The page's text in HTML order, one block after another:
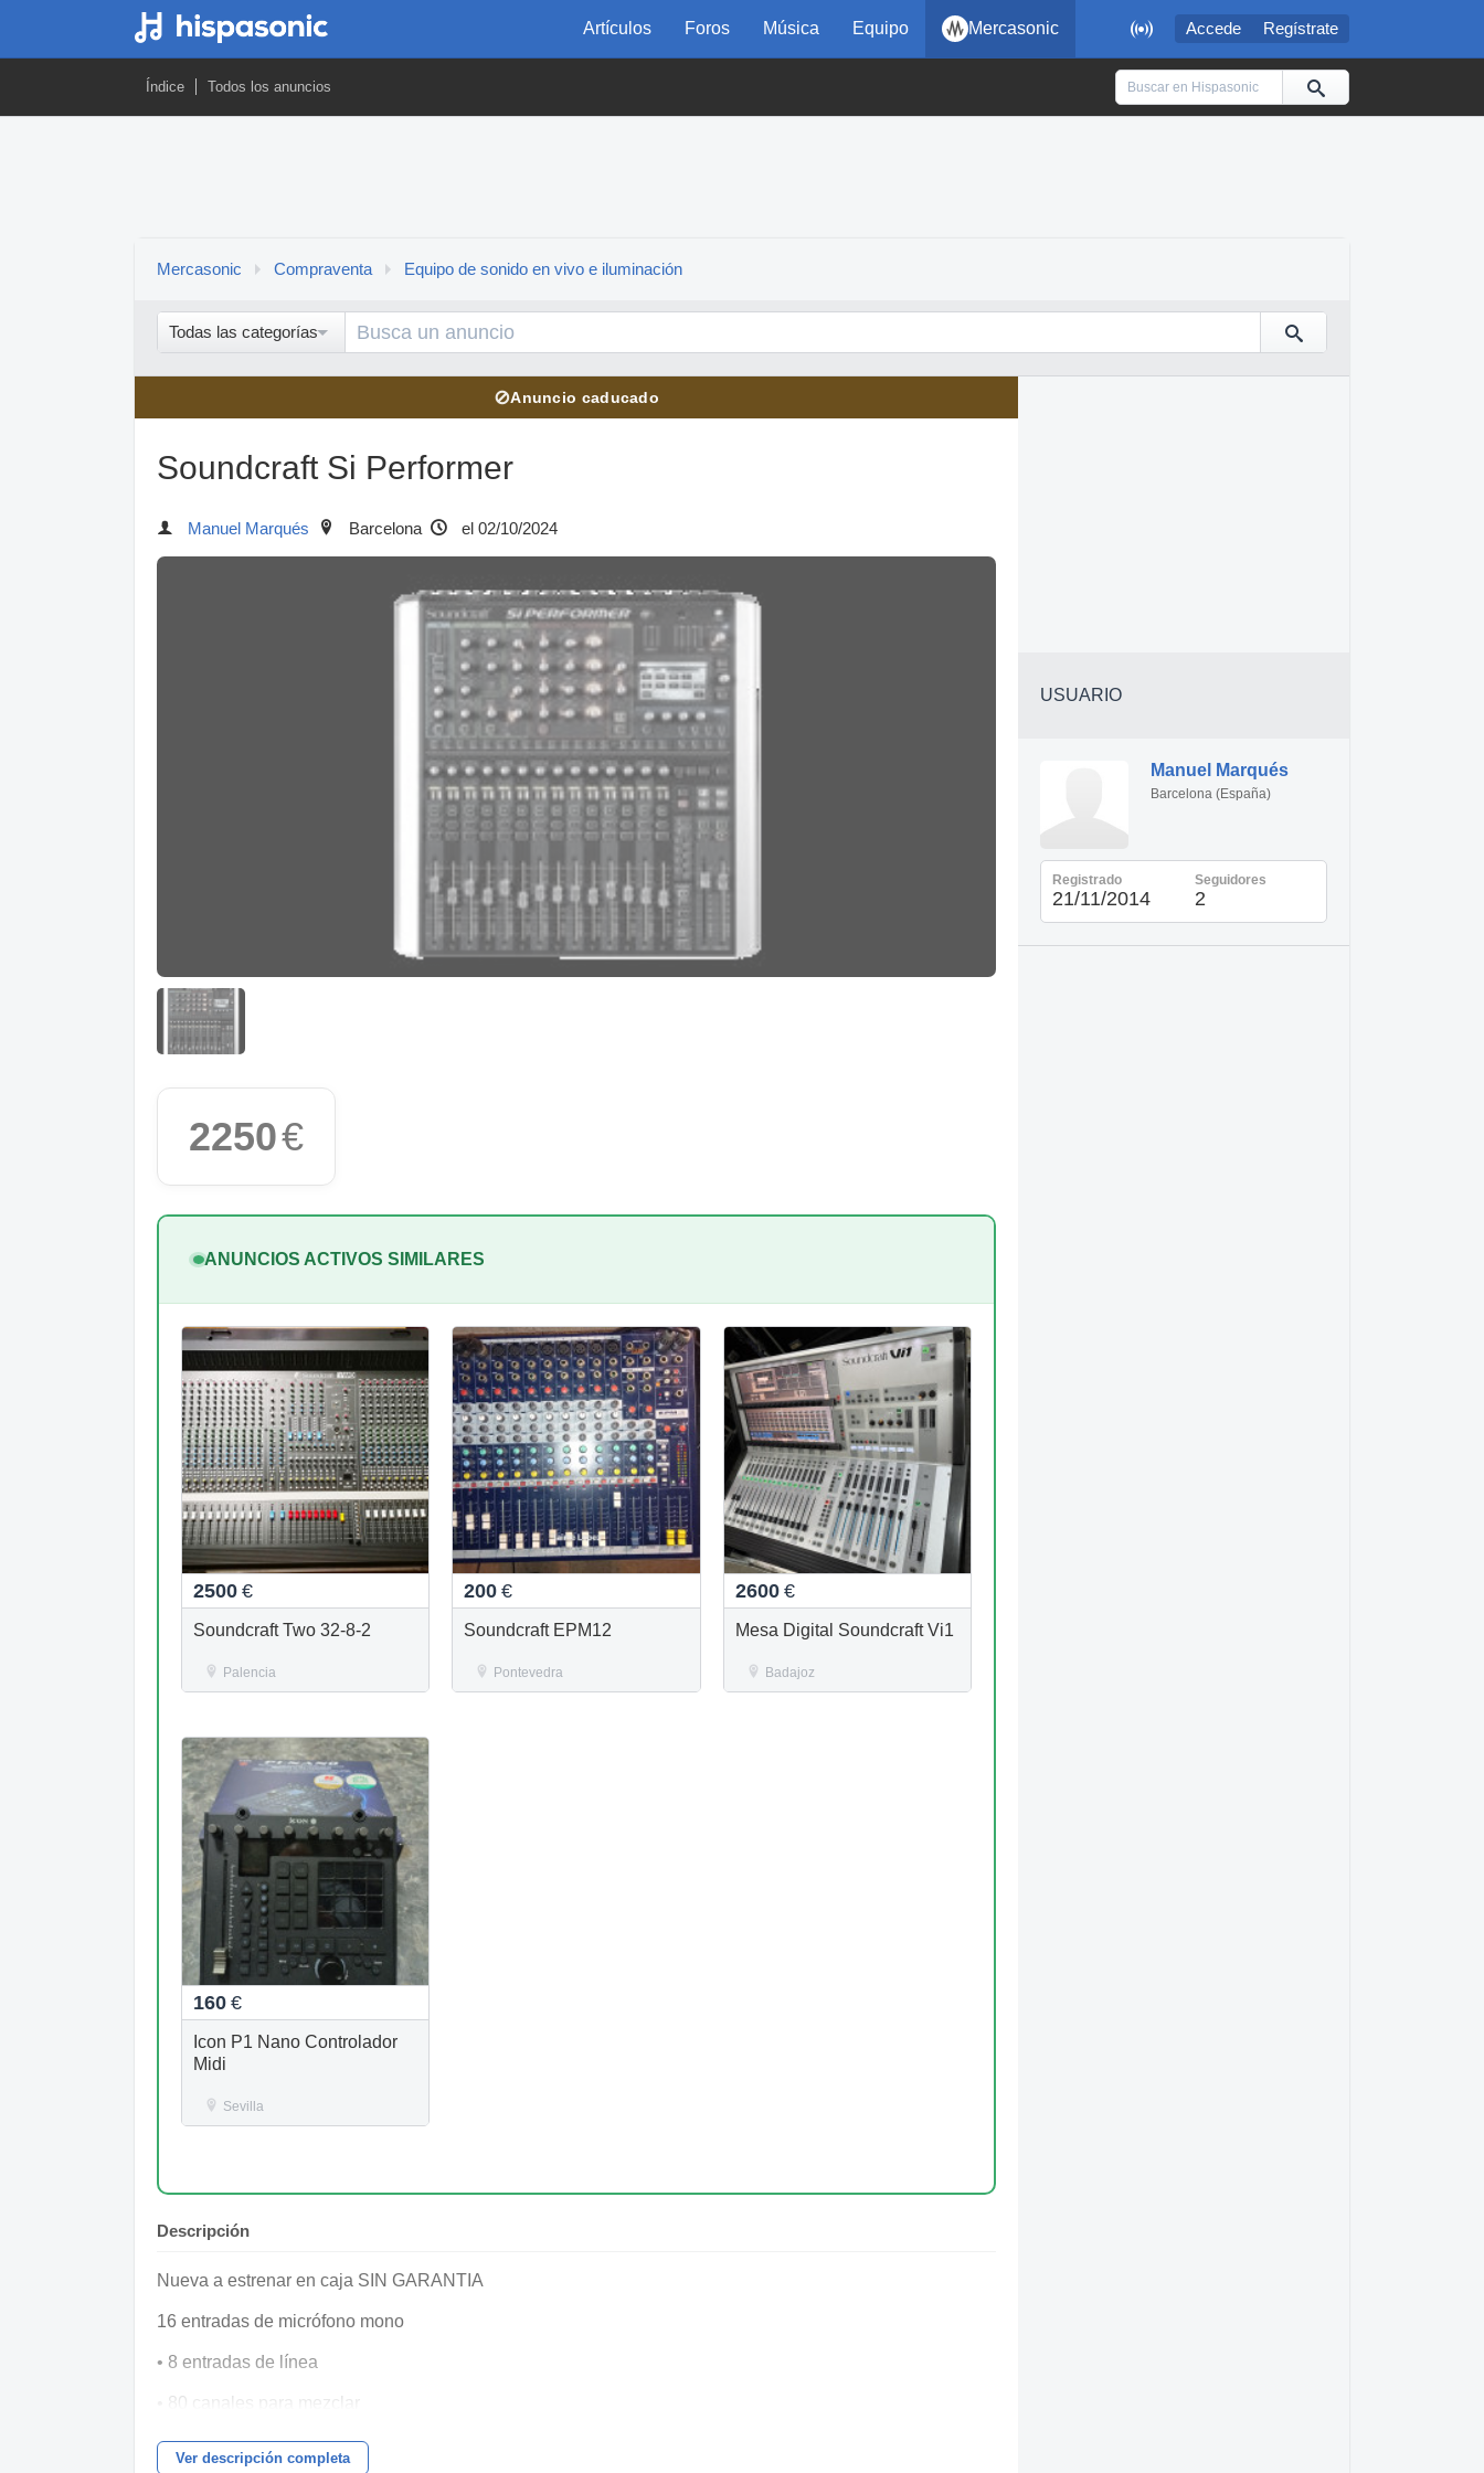
 Accede Regístrate
Artículos Foros Música Equipo Mercasonic
Índice Todos los anuncios
Mercasonic Compraventa Equipo de sonido en vivo e iluminación
Todas las categorías
⊘Anuncio caducado
Soundcraft Si Performer
Manuel Marqués Barcelona el 02/10/2024
2250€
ANUNCIOS ACTIVOS SIMILARES
2500 €
Soundcraft Two 32-8-2
Palencia
200 €
Soundcraft EPM12
Pontevedra
2600 €
Mesa Digital Soundcraft Vi1
Badajoz
160 €
Icon P1 Nano Controlador
Midi
Sevilla
Descripción
Nueva a estrenar en caja SIN GARANTIA
16 entradas de micrófono mono
• 8 entradas de línea
• 80 canales para mezclar
• 2 ranuras para tarjetas opcionales ViSi Connect™ para rutas de entrada/salida de 128 x 96
Ver descripción completa
USUARIO
Manuel Marqués
Barcelona (España)
Registrado
21/11/2014
Seguidores
2